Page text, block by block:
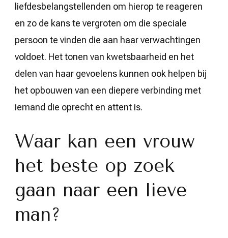
liefdesbelangstellenden om hierop te reageren
en zo de kans te vergroten om die speciale
persoon te vinden die aan haar verwachtingen
voldoet. Het tonen van kwetsbaarheid en het
delen van haar gevoelens kunnen ook helpen bij
het opbouwen van een diepere verbinding met
iemand die oprecht en attent is.
Waar kan een vrouw
het beste op zoek
gaan naar een lieve
man?